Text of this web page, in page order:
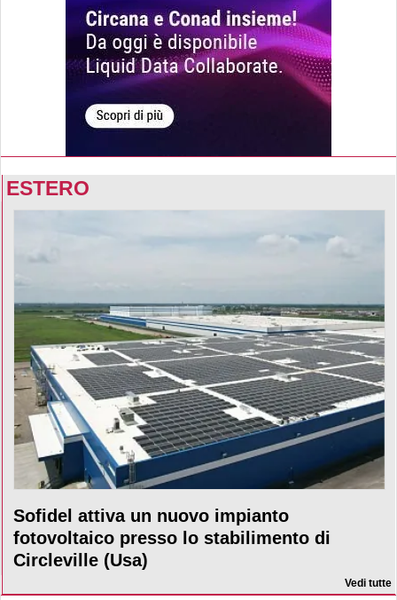
ESTERO
Sofidel attiva un nuovo impianto
fotovoltaico presso lo stabilimento di
Circleville (Usa)
Vedi tutte